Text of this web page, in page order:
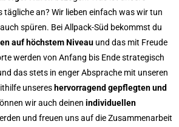
tägliche an? Wir lieben einfach was wir tun
spüren. BeiAllpack-Süd bekommst du
auf höchstem Niveau und das mit Freude
werden von Anfang bis Ende strategisch
das stets in enger Absprache mit unseren
unseres hervorragend gepflegten und
wir auch deinen individuellen
und freuen uns auf die Zusammenarbeit